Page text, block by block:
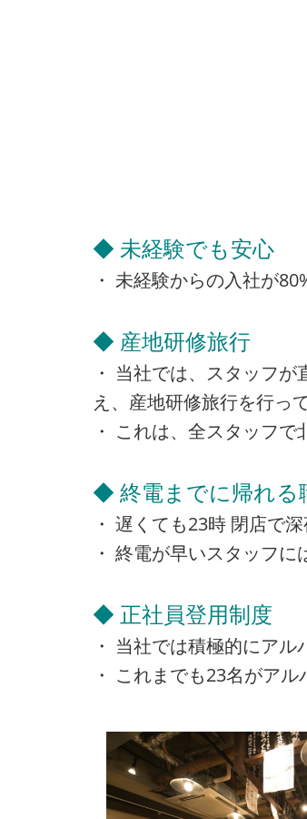
◆ 未経験でも安心
・ 未経験からの入社が
◆ 産地研修旅行
・ 当社では、スタッフ
え、産地研修旅行を行っ
・ これは、全スタッフで
◆ 終電までに帰れる
・ 遅くても23時 閉店で
・ 終電が早いスタッフ
◆ 正社員登用制度
・ 当社では積極的にアル
・ これまでも23名がア